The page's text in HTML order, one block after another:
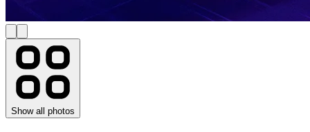
Show all photos